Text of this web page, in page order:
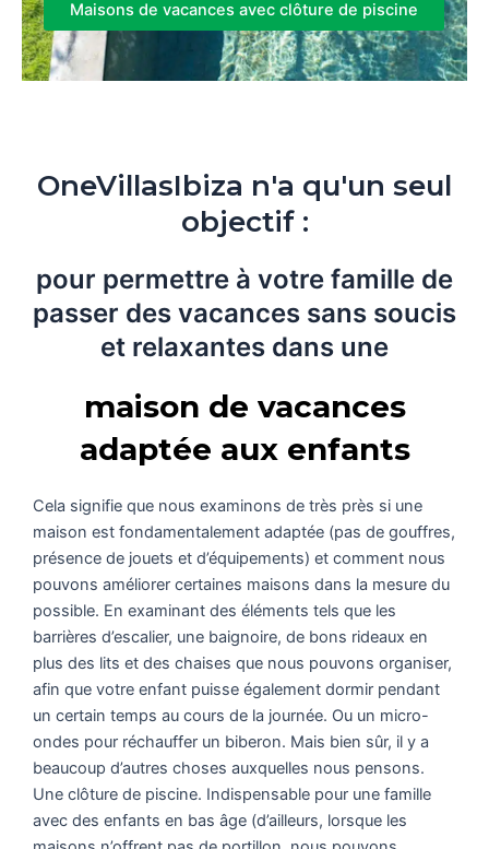
Maisons de vacances avec clôture de piscine
OneVillasIbiza n'a qu'un seul
objectif :
pour permettre à votre famille de
passer des vacances sans soucis
et relaxantes dans une
maison de vacances
adaptée aux enfants
Cela signifie que nous examinons de très près si une
maison est fondamentalement adaptée (pas de gouffres,
présence de jouets et d’équipements) et comment nous
pouvons améliorer certaines maisons dans la mesure du
possible. En examinant des éléments tels que les
barrières d’escalier, une baignoire, de bons rideaux en
plus des lits et des chaises que nous pouvons organiser,
afin que votre enfant puisse également dormir pendant
un certain temps au cours de la journée. Ou un micro-
ondes pour réchauffer un biberon. Mais bien sûr, il y a
beaucoup d’autres choses auxquelles nous pensons.
Une clôture de piscine. Indispensable pour une famille
avec des enfants en bas âge (d’ailleurs, lorsque les